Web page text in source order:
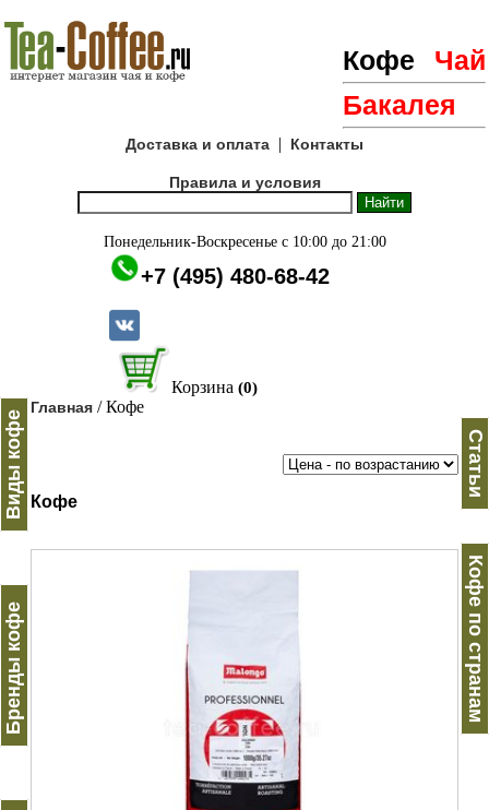
Кофе
Чай
Бакалея
Доставка и оплата | Контакты
Правила и условия
Понедельник-Воскресенье с 10:00 до 21:00
+7 (495) 480-68-42
Корзина (0)
Виды кофе
Бренды кофе
Главная / Кофе
Кофе
Статьи
Кофе по странам